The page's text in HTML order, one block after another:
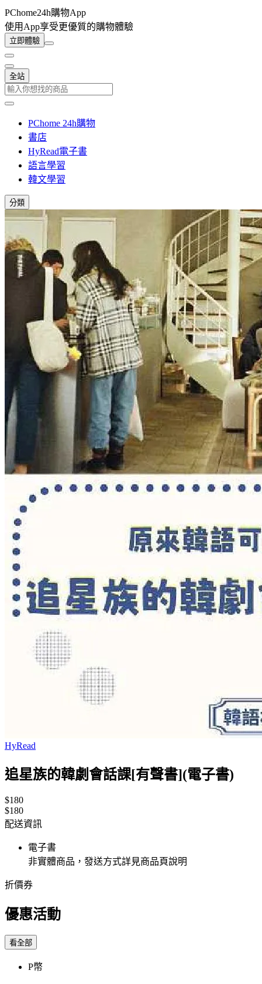
PChome24h購物App
使用App享受更優質的購物體驗
立即體驗
全站
PChome 24h購物
書店
HyRead電子書
語言學習
韓文學習
分類
HyRead
追星族的韓劇會話課[有聲書](電子書)
$180
$180
配送資訊
電子書
非實體商品，發送方式詳見商品頁說明
折價券
優惠活動
看全部
P幣